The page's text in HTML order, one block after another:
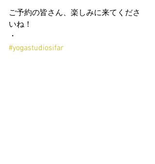
ご予約の皆さん、楽しみに来てくださ
いね！
・
#yogastudiosifar